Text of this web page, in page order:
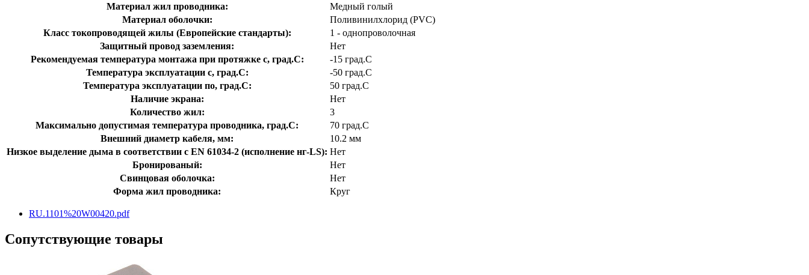
Материал жил проводника:
Медный голый
Материал оболочки:
Поливинилхлорид (PVC)
Класс токопроводящей жилы (Европейские стандарты):
1 - однопроволочная
Защитный провод заземления:
Нет
Рекомендуемая температура монтажа при протяжке с, град.C:
-15 град.C
Температура эксплуатации с, град.C:
-50 град.C
Температура эксплуатации по, град.C:
50 град.C
Наличие экрана:
Нет
Количество жил:
3
Максимально допустимая температура проводника, град.C:
70 град.C
Внешний диаметр кабеля, мм:
10.2 мм
Низкое выделение дыма в соответствии с EN 61034-2 (исполнение нг-LS): Нет
Бронированый:
Нет
Свинцовая оболочка:
Нет
Форма жил проводника:
Круг
RU.1101%20W00420.pdf
Сопутствующие товары